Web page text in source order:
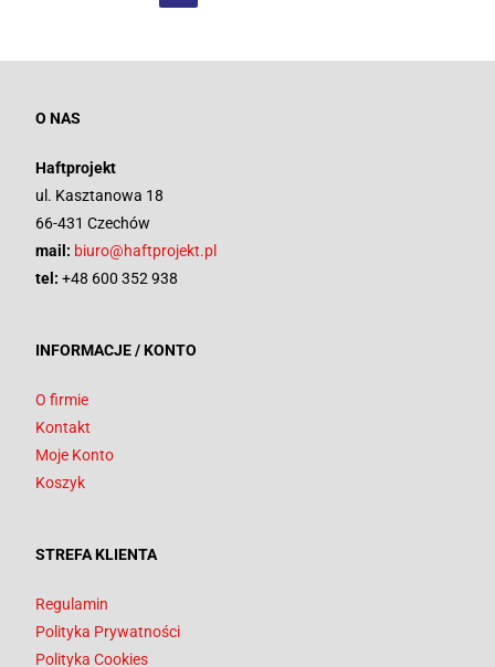
O NAS
Haftprojekt
ul. Kasztanowa 18
66-431 Czechów
mail: biuro@haftprojekt.pl
tel: +48 600 352 938
INFORMACJE / KONTO
O firmie
Kontakt
Moje Konto
Koszyk
STREFA KLIENTA
Regulamin
Polityka Prywatności
Polityka Cookies